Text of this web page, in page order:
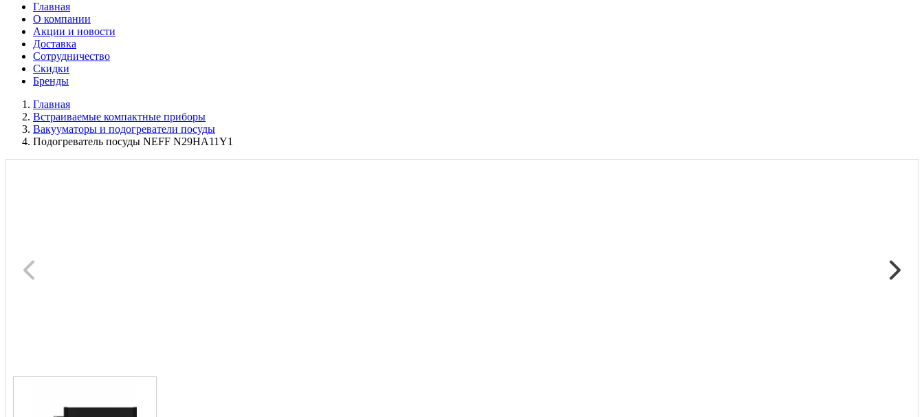
Главная
О компании
Акции и новости
Доставка
Сотрудничество
Скидки
Бренды
Главная
Встраиваемые компактные приборы
Вакууматоры и подогреватели посуды
Подогреватель посуды NEFF N29HA11Y1